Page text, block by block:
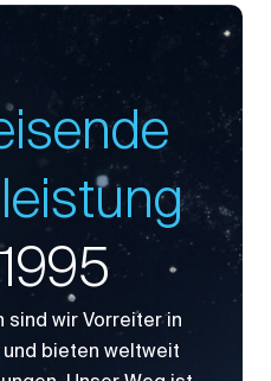
wir Vorreiter in
bieten weltweit